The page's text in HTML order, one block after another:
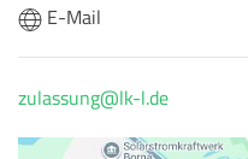
E-Mail
zulassung@lk-l.de